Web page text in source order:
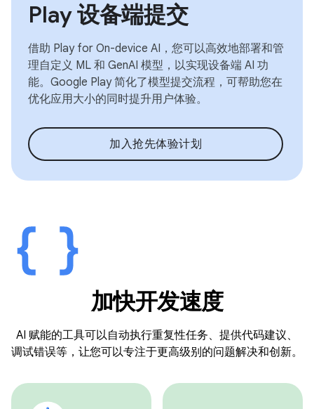
Play 设备端提交
借助 Play for On-device AI，您可以高效地部署和管
理自定义 ML 和 GenAI 模型，以实现设备端 AI 功
能。Google Play 简化了模型提交流程，可帮助您在
优化应用大小的同时提升用户体验。
加入抢先体验计划
加快开发速度
AI 赋能的工具可以自动执行重复性任务、提供代码建议、
调试错误等，让您可以专注于更高级别的问题解决和创新。